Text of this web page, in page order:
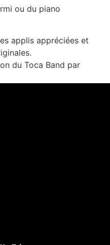
ou du piano
applis appréciées et
du Toca Band par